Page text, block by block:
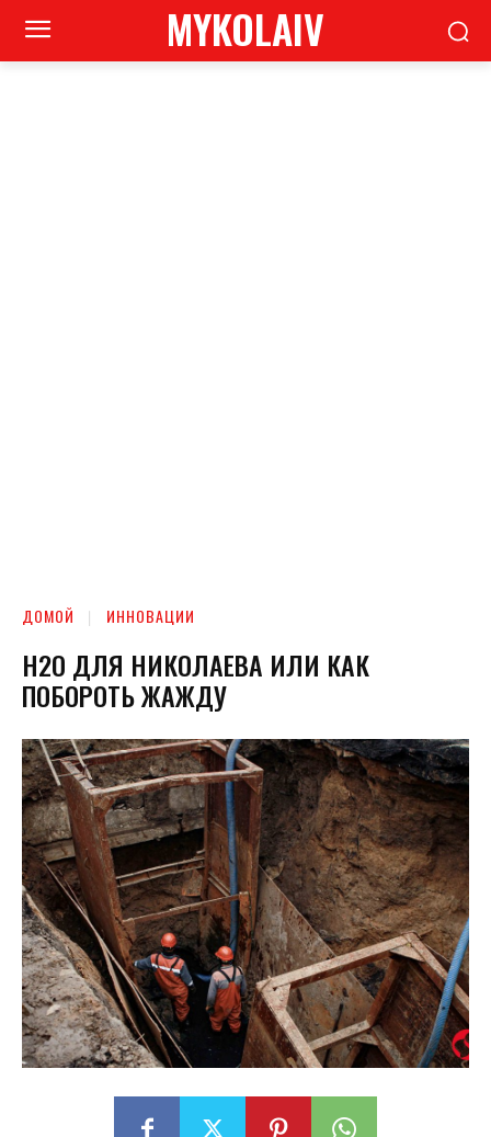
MYKOLAIV
ДОМОЙ ИННОВАЦИИ
Н2О ДЛЯ НИКОЛАЕВА ИЛИ КАК
ПОБОРОТЬ ЖАЖДУ